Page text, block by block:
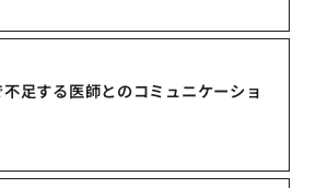
足する医師とのコミュニケーショ